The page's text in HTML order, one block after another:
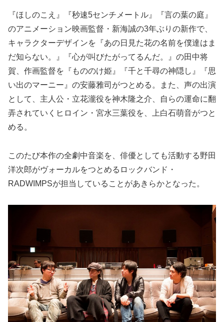
『ほしのこえ』『秒速5センチメートル』『言の葉の庭』
のアニメーション映画監督・新海誠の3年ぶりの新作で、
キャラクターデザインを『あの日見た花の名前を僕達はま
だ知らない。』『心が叫びたがってるんだ。』の田中将
賀、作画監督を『もののけ姫』『千と千尋の神隠し』『思
い出のマーニー』の安藤雅司がつとめる。また、声の出演
として、主人公・立花瀧役を神木隆之介、自らの運命に翻
弄されていくヒロイン・宮水三葉役を、上白石萌音がつと
める。
このたび本作の全劇中音楽を、俳優としても活動する野田
洋次郎がヴォーカルをつとめるロックバンド・
RADWIMPSが担当していることがあきらかとなった。